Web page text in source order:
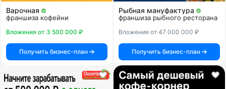
Варочная
франшиза кофейни
Вложения от 3 500 000 ₽
Получить бизнес-план
Рыбная мануфактура
франшиза рыбного ресторана
Вложения от 47 000 000 ₽
Получить бизнес-план